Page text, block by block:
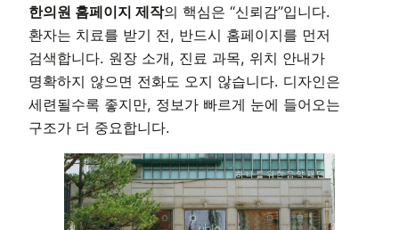
한의원 홈페이지 제작의 핵심은 “신뢰감”입니다.
환자는 치료를 받기 전, 반드시 홈페이지를 먼저
검색합니다. 원장 소개, 진료 과목, 위치 안내가
명확하지 않으면 전화도 오지 않습니다. 디자인은
세련될수록 좋지만, 정보가 빠르게 눈에 들어오는
구조가 더 중요합니다.